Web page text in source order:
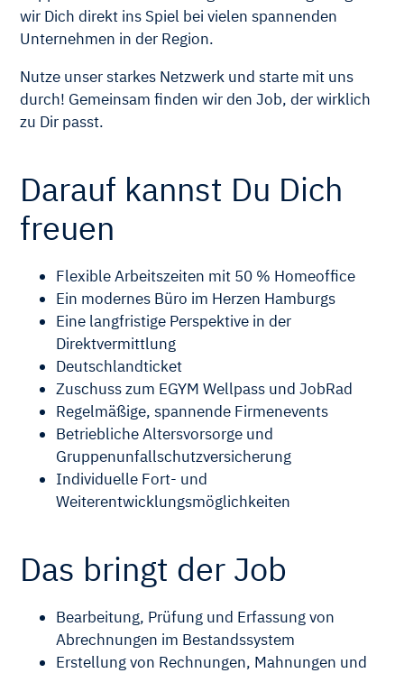
wir Dich direkt ins Spiel bei vielen spannenden
Unternehmen in der Region.
Nutze unser starkes Netzwerk und starte mit uns
durch! Gemeinsam finden wir den Job, der wirklich
zu Dir passt.
Darauf kannst Du Dich
freuen
Flexible Arbeitszeiten mit 50 % Homeoffice
Ein modernes Büro im Herzen Hamburgs
Eine langfristige Perspektive in der
Direktvermittlung
Deutschlandticket
Zuschuss zum EGYM Wellpass und JobRad
Regelmäßige, spannende Firmenevents
Betriebliche Altersvorsorge und
Gruppenunfallschutzversicherung
Individuelle Fort- und
Weiterentwicklungsmöglichkeiten
Das bringt der Job
Bearbeitung, Prüfung und Erfassung von
Abrechnungen im Bestandssystem
Erstellung von Rechnungen, Mahnungen und